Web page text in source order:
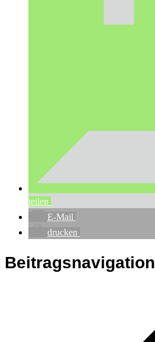
teilen
E-Mail
drucken
Beitragsnavigation